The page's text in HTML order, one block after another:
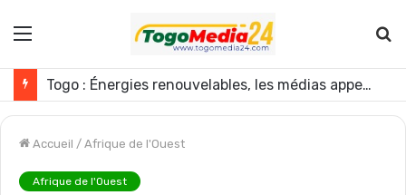
Menu
Togo : Énergies renouvelables, les médias appelés à devenir des acteurs du changement
Accueil / Afrique de l'Ouest
Afrique de l'Ouest